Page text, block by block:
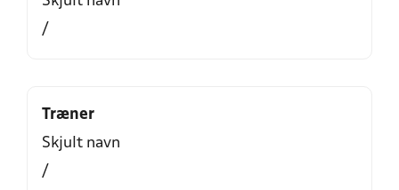
/
Træner
Skjult navn
/